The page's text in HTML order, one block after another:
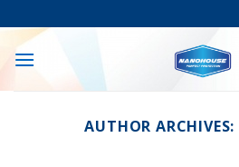
to
content
AUTHOR ARCHIVES: